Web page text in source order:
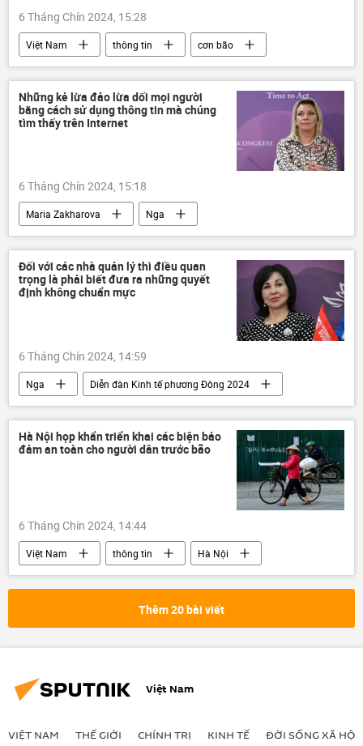
6 Tháng Chín 2024, 15:28
Việt Nam thông tin
cơn bão
Mưa bão, lũ lụt lịch sử, thiên tai kinh hoàng ở Việt Nam
siêu bão
hàng không
Những kẻ lừa đảo lừa dối mọi người
bằng cách sử dụng thông tin mà chúng
tìm thấy trên Internet
6 Tháng Chín 2024, 15:18
Maria Zakharova
Nga
Diễn đàn Kinh tế phương Đông 2024
Xã hội
Thế giới
Internet
Bộ Ngoại giao Nga
Đối với các nhà quản lý thì điều quan
trọng là phải biết đưa ra những quyết
định không chuẩn mực
6 Tháng Chín 2024, 14:59
Nga
Diễn đàn Kinh tế phương Đông 2024
Chính trị
Vladivostok
Hà Nội họp khẩn triển khai các biện bảo
đảm an toàn cho người dân trước bão
6 Tháng Chín 2024, 14:44
Việt Nam thông tin
Hà Nội
Mưa bão, lũ lụt lịch sử, thiên tai kinh hoàng ở Việt Nam
Thời tiết
Thêm 20 bài viết
Việt Nam
VIỆT NAM THẾ GIỚI CHÍNH TRỊ KINH TẾ ĐỜI SỐNG XÃ HỘI